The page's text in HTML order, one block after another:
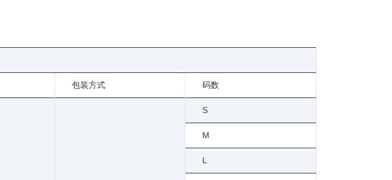
包装方式 码数
S
M
L